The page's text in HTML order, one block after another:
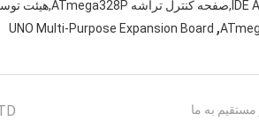
,
UNO Multi-Purpose Expansion Board
به ما